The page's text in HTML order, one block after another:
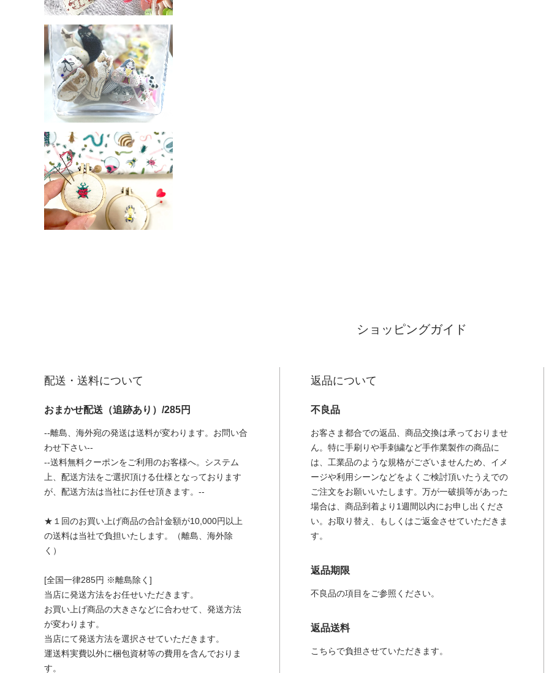
ショッピングガイド
配送・送料について
おまかせ配送（追跡あり）/285円
--離島、海外宛の発送は送料が変わります。お問い合
わせ下さい--
--送料無料クーポンをご利用のお客様へ。システム
上、配送方法をご選択頂ける仕様となっております
が、配送方法は当社にお任せ頂きます。--
★１回のお買い上げ商品の合計金額が10,000円以上
の送料は当社で負担いたします。（離島、海外除
く）
[全国一律285円 ※離島除く]
当店に発送方法をお任せいただきます。
お買い上げ商品の大きさなどに合わせて、発送方法
が変わります。
当店にて発送方法を選択させていただきます。
運送料実費以外に梱包資材等の費用を含んでおりま
す。
返品について
不良品
お客さま都合での返品、商品交換は承っておりませ
ん。特に手刷りや手刺繍など手作業製作の商品に
は、工業品のような規格がございませんため、イメ
ージや利用シーンなどをよくご検討頂いたうえでの
ご注文をお願いいたします。万が一破損等があった
場合は、商品到着より1週間以内にお申し出くださ
い。お取り替え、もしくはご返金させていただきま
す。
返品期限
不良品の項目をご参照ください。
返品送料
こちらで負担させていただきます。